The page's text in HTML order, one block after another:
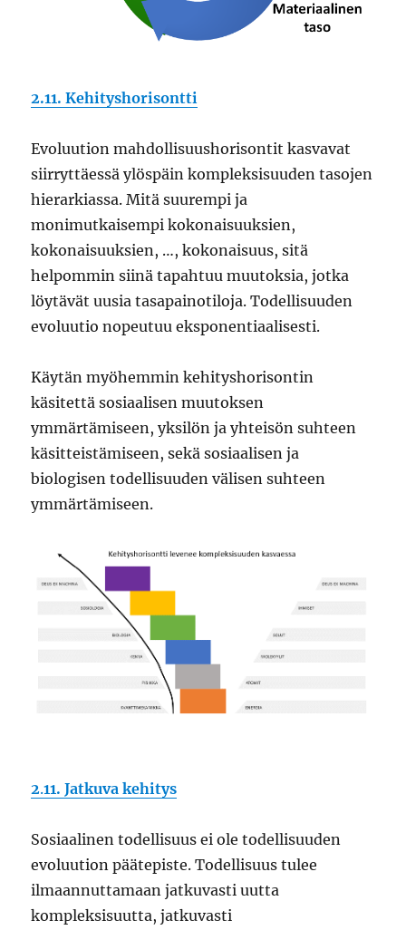
2.11. Kehityshorisontti
Evoluution mahdollisuushorisontit kasvavat
siirryttäessä ylöspäin kompleksisuuden tasojen
hierarkiassa. Mitä suurempi ja
monimutkaisempi kokonaisuuksien,
kokonaisuuksien, …, kokonaisuus, sitä
helpommin siinä tapahtuu muutoksia, jotka
löytävät uusia tasapainotiloja. Todellisuuden
evoluutio nopeutuu eksponentiaalisesti.
Käytän myöhemmin kehityshorisontin
käsitettä sosiaalisen muutoksen
ymmärtämiseen, yksilön ja yhteisön suhteen
käsitteistämiseen, sekä sosiaalisen ja
biologisen todellisuuden välisen suhteen
ymmärtämiseen.
2.11. Jatkuva kehitys
Sosiaalinen todellisuus ei ole todellisuuden
evoluution päätepiste. Todellisuus tulee
ilmaannuttamaan jatkuvasti uutta
kompleksisuutta, jatkuvasti